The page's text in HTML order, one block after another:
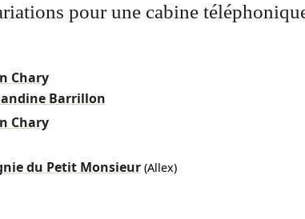
pour une cabine
Chary
Barrillon
Chary
du Petit Monsieur(Allex)